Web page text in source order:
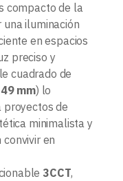
compacto de la
iluminación
en espacios
preciso y
cuadrado de
mm) lo
proyectos de
minimalista y
en
3CCT,